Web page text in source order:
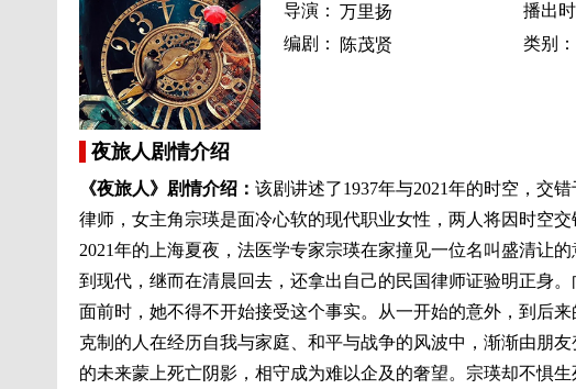
导演： 万里扬 播出时
编剧：
陈茂贤 类别：
夜旅人剧情介绍
《夜旅人》剧情介绍： 该剧讲述了1937年与2021年的时空，交
律师，女主角宗瑛是面冷心软的现代职业女性，两人将因时空交
2021年的上海夏夜，法医学专家宗瑛在家撞见一位名叫盛清让
到现代，继而在清晨回去，还拿出自己的民国律师证验明正身
面前时，她不得不开始接受这个事实。从一开始的意外，到后
克制的人在经历自我与家庭、和平与战争的风波中，渐渐由朋
的未来蒙上死亡阴影，相守成为难以企及的奢望。宗瑛却不惧